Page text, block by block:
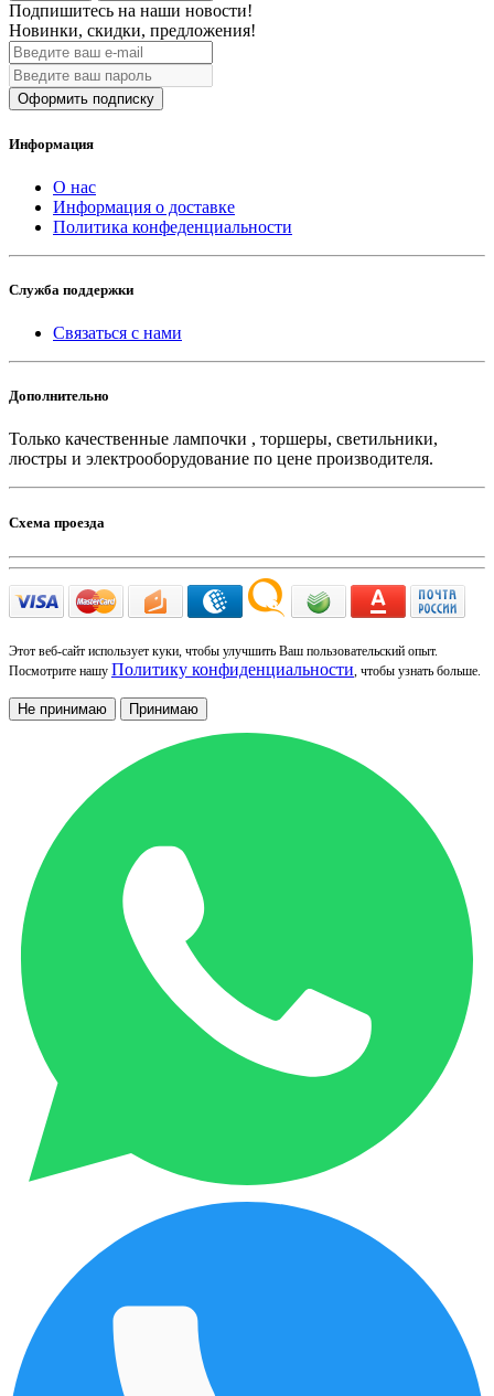
Подпишитесь на наши новости!
Новинки, скидки, предложения!
Оформить подписку
Информация
О нас
Информация о доставке
Политика конфеденциальности
Служба поддержки
Связаться с нами
Дополнительно
Только качественные лампочки , торшеры, светильники,
люстры и электрооборудование по цене производителя.
Схема проезда
Этот веб-сайт использует куки, чтобы улучшить Ваш пользовательский опыт.
Посмотрите нашу Политику конфиденциальности, чтобы узнать больше.
Не принимаю Принимаю